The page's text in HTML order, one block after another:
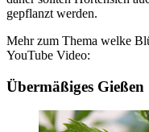
gepflanzt werden.
Mehr zum Thema welke
YouTube Video:
Übermäßiges Gießen